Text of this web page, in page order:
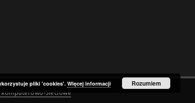
Sieciowe
pliki 'cookies'. Więcej informacji Rozumiem